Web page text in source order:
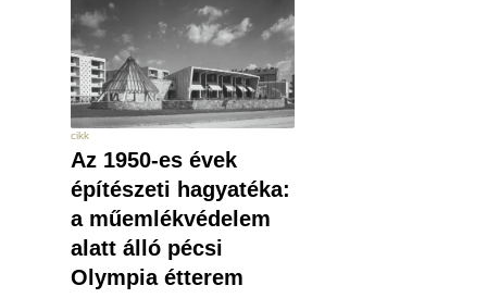
cikk
Az 1950-es évek
építészeti hagyatéka:
a műemlékvédelem
alatt álló pécsi
Olympia étterem